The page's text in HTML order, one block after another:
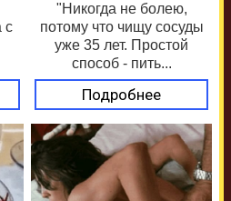
с
"Никогда не болею,
потому что чищу сосуды
уже 35 лет. Простой
способ - пить...
Подробнее